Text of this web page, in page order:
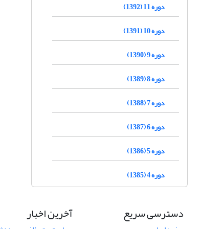
دوره 11 (1392)
دوره 10 (1391)
دوره 9 (1390)
دوره 8 (1389)
دوره 7 (1388)
دوره 6 (1387)
دوره 5 (1386)
دوره 4 (1385)
دسترسی سریع آخرین اخبار